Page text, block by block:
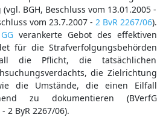
BGH, Beschluss vom 13.01.2005 -
vom 23.7.2007 - 2 BvR 2267/06).
verankerte Gebot des effektiven
für die Strafverfolgungsbehörden
die Pflicht, die tatsächlichen
die Zielrichtung
die Umstände, die einen Eilfall
zu dokumentieren (BVerfG
2 ByR 2267/06).